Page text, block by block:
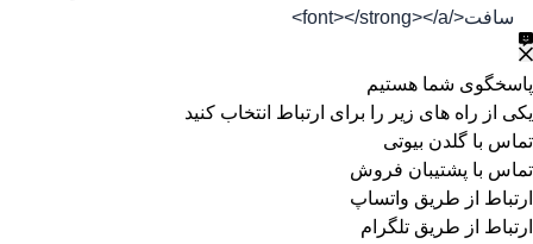
سافت</font></strong></a>
پاسخگوی شما هستیم
یکی از راه های زیر را برای ارتباط انتخاب کنید
تماس با گلدن بیوتی
تماس با پشتیبان فروش
ارتباط از طریق واتساپ
ارتباط از طریق تلگرام